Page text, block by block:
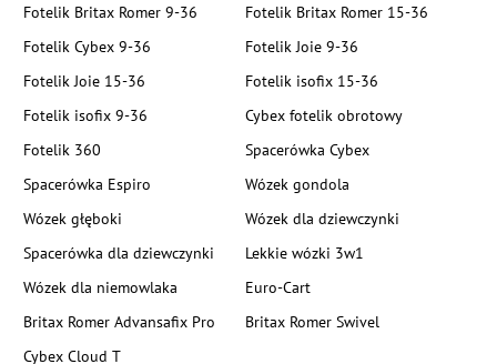
Fotelik Britax Romer 9-36
Fotelik Britax Romer 15-36
Fotelik Cybex 9-36
Fotelik Joie 9-36
Fotelik Joie 15-36
Fotelik isofix 15-36
Fotelik isofix 9-36
Cybex fotelik obrotowy
Fotelik 360
Spacerówka Cybex
Spacerówka Espiro
Wózek gondola
Wózek głęboki
Wózek dla dziewczynki
Spacerówka dla dziewczynki
Lekkie wózki 3w1
Wózek dla niemowlaka
Euro-Cart
Britax Romer Advansafix Pro
Britax Romer Swivel
Cybex Cloud T